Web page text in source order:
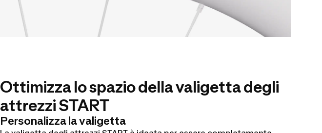
Ottimizza lo spazio della valigetta degli
attrezzi START
Personalizza la valigetta